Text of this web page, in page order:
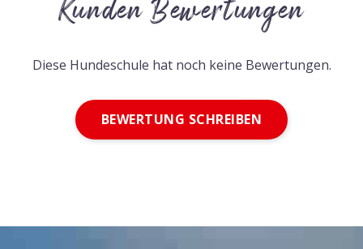
Kunden Bewertungen
Diese Hundeschule hat noch keine Bewertungen.
BEWERTUNG SCHREIBEN